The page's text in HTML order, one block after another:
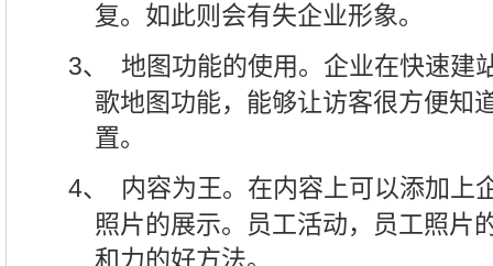
复。如此则会有失企业形象。
3、
地图功能的使用。企业在快速建
歌地图功能，能够让访客很方便知
置。
4、
内容为王。在内容上可以添加上
照片的展示。员工活动，员工照片
和力的好方法。